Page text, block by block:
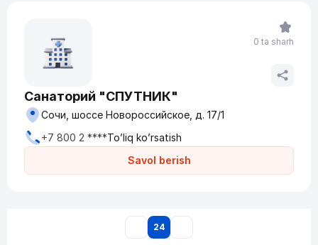
Санаторий "СПУТНИК"
Savol berish
Сочи, шоссе Новороссийское, д. 17/1
+7 800 2 ****To’liq ko’rsatish
0 ta sharh
24